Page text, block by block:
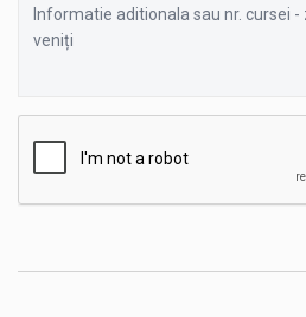
Informatie
aditionala
zborului,